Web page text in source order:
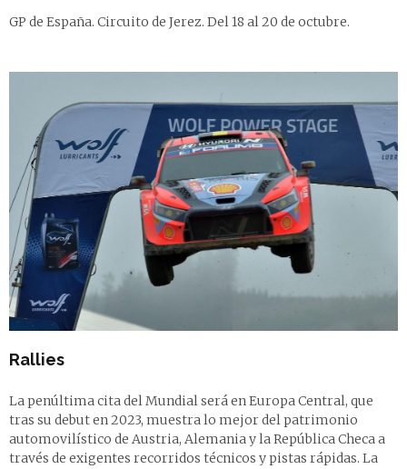
GP de España. Circuito de Jerez. Del 18 al 20 de octubre.
Rallies
La penúltima cita del Mundial será en Europa Central, que
tras su debut en 2023, muestra lo mejor del patrimonio
automovilístico de Austria, Alemania y la República Checa a
través de exigentes recorridos técnicos y pistas rápidas. La